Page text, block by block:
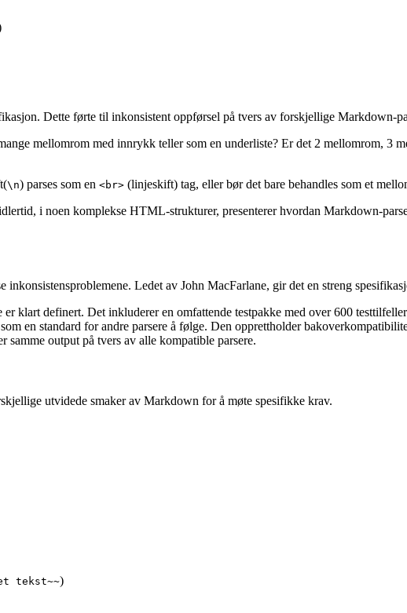
Dette førte til inkonsistent oppførsel på tvers av forskjellige Markdown-
mellomrom med innrykk teller som en underliste? Er det 2 mellomrom, 3
\n) parses som en <br> (linjeskift) tag, eller bør det bare behandles som et
i noen komplekse HTML-strukturer, presenterer hvordan Markdown-
Ledet av John MacFarlane, gir det en streng
klart definert. Det inkluderer en omfattende testpakke med over 600
en standard for andre parsere å følge. Den opprettholder
output på tvers av alle kompatible parsere.
utvidede smaker av Markdown for å møte spesifikke krav.
tekst~~)